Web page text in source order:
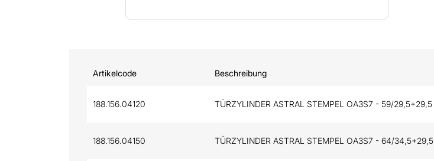
Artikelcode Beschreibung
188.156.04120 TÜRZYLINDER ASTRAL STEMPEL OA3S7 - 59/29,5+29,5
188.156.04150 TÜRZYLINDER ASTRAL STEMPEL OA3S7 - 64/34,5+29,5